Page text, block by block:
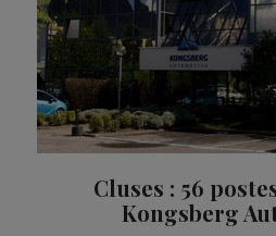
Cluses : 56
Kongsberg